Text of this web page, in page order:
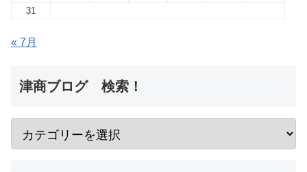
31
« 7月
津商ブログ 検索！